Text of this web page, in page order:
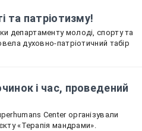
та патріотизму!
департаменту молоді, спорту та
духовно-патріотичний табір
і час, проведений
Center організували
«Терапія мандрами».